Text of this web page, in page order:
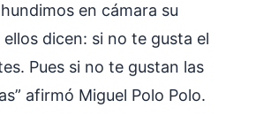
en cámara su
dicen: si no te gusta el
Pues si no te gustan las
afirmó Miguel Polo Polo.